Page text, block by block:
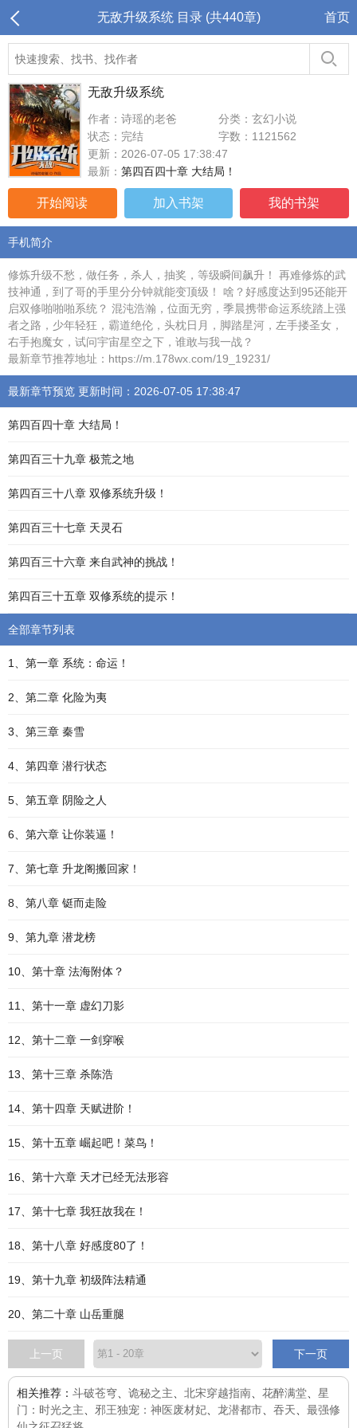
无敌升级系统 目录 (共440章) 首页
无敌升级系统
作者：诗瑶的老爸
分类：玄幻小说
状态：完结
字数：1121562
更新：2026-07-05 17:38:47
最新： 第四百四十章 大结局！
开始阅读 加入书架 我的书架
手机简介
修炼升级不愁，做任务，杀人，抽奖，等级瞬间飙升！ 再难修炼的武
技神通，到了哥的手里分分钟就能变顶级！ 啥？好感度达到95还能开
启双修啪啪啪系统？ 混沌浩瀚，位面无穷，季晨携带命运系统踏上强
者之路，少年轻狂，霸道绝伦，头枕日月，脚踏星河，左手搂圣女，
右手抱魔女，试问宇宙星空之下，谁敢与我一战？
最新章节推荐地址：https://m.178wx.com/19_19231/
最新章节预览 更新时间：2026-07-05 17:38:47
第四百四十章 大结局！
第四百三十九章 极荒之地
第四百三十八章 双修系统升级！
第四百三十七章 天灵石
第四百三十六章 来自武神的挑战！
第四百三十五章 双修系统的提示！
全部章节列表
1、第一章 系统：命运！
2、第二章 化险为夷
3、第三章 秦雪
4、第四章 潜行状态
5、第五章 阴险之人
6、第六章 让你装逼！
7、第七章 升龙阁搬回家！
8、第八章 铤而走险
9、第九章 潜龙榜
10、第十章 法海附体？
11、第十一章 虚幻刀影
12、第十二章 一剑穿喉
13、第十三章 杀陈浩
14、第十四章 天赋进阶！
15、第十五章 崛起吧！菜鸟！
16、第十六章 天才已经无法形容
17、第十七章 我狂故我在！
18、第十八章 好感度80了！
19、第十九章 初级阵法精通
20、第二十章 山岳重腿
上一页 下一页
相关推荐： 斗破苍穹 诡秘之主 北宋穿越指南 花醉满堂
星
门：时光之主
邪王独宠：神医废材妃 龙潜都市 吞天
最强修